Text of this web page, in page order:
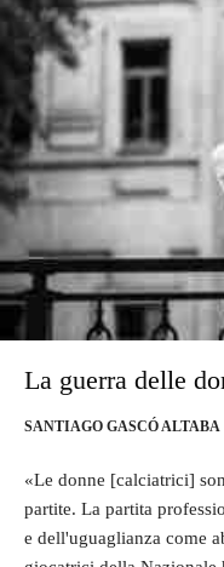
La guerra delle
SANTIAGO GASCÓ ALTABA
«Le donne [calciatrici]
partite. La partita
e dell'uguaglianza come